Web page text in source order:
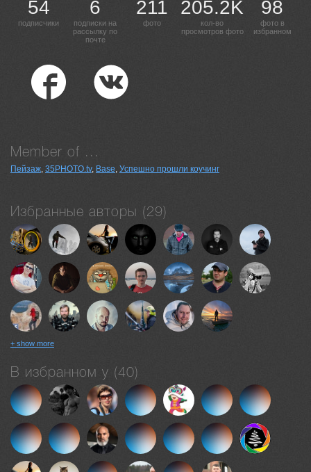
54
подписчики
6
подписки на
рассылку по
почте
211
фото
205.2K
кол-во
просмотров фото
98
фото в
избранном
Member of ...
Пейзаж, 35PHOTO.tv, Base, Успешно прошли коучинг
Избранные авторы (29)
+ show more
В избранном у (40)